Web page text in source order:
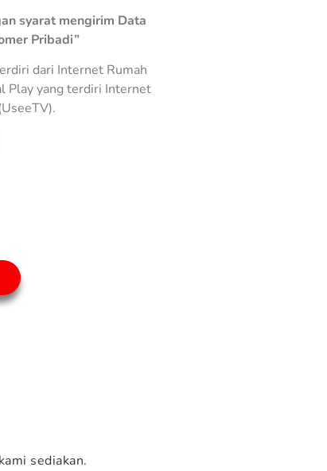
syarat mengirim Data
Pribadi”
dari Internet Rumah
Play yang terdiri Internet
sediakan.